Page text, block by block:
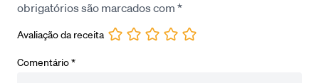
obrigatórios são marcados com *
Avaliação da receita
Comentário*